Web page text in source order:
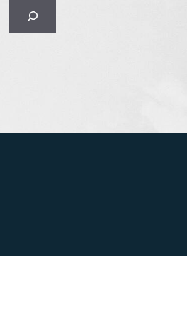
Rechercher